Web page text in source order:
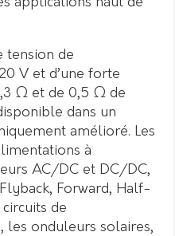
tension de
V et d’une forte
Ω et de 0,5 Ω de
dans un
amélioré. Les
à
AC/DC et DC/DC,
Forward, Half-
de
les onduleurs solaires,